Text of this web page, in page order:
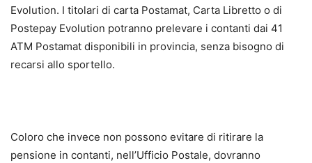
Evolution. I titolari di carta Postamat, Carta Libretto o di
Postepay Evolution potranno prelevare i contanti dai 41
ATM Postamat disponibili in provincia, senza bisogno di
recarsi allo sportello.
Coloro che invece non possono evitare di ritirare la
pensione in contanti, nell’Ufficio Postale, dovranno